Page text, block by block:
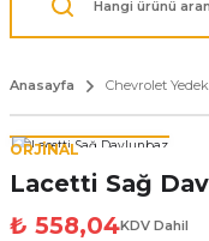
Anasayfa Chevrolet
ORJİNAL
Lacetti Sağ
₺ 558,04KDV Dahil